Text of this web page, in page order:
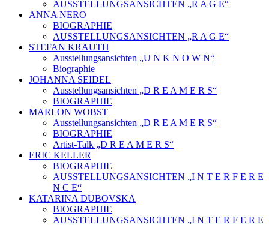
AUSSTELLUNGSANSICHTEN „R A G E“
ANNA NERO
BIOGRAPHIE
AUSSTELLUNGSANSICHTEN „R A G E“
STEFAN KRAUTH
Ausstellungsansichten „U N K N O W N“
Biographie
JOHANNA SEIDEL
Ausstellungsansichten „D R E A M E R S“
BIOGRAPHIE
MARLON WOBST
Ausstellungsansichten „D R E A M E R S“
BIOGRAPHIE
Artist-Talk „D R E A M E R S“
ERIC KELLER
BIOGRAPHIE
AUSSTELLUNGSANSICHTEN „I N T E R F E R E
N C E“
KATARINA DUBOVSKA
BIOGRAPHIE
AUSSTELLUNGSANSICHTEN „I N T E R F E R E